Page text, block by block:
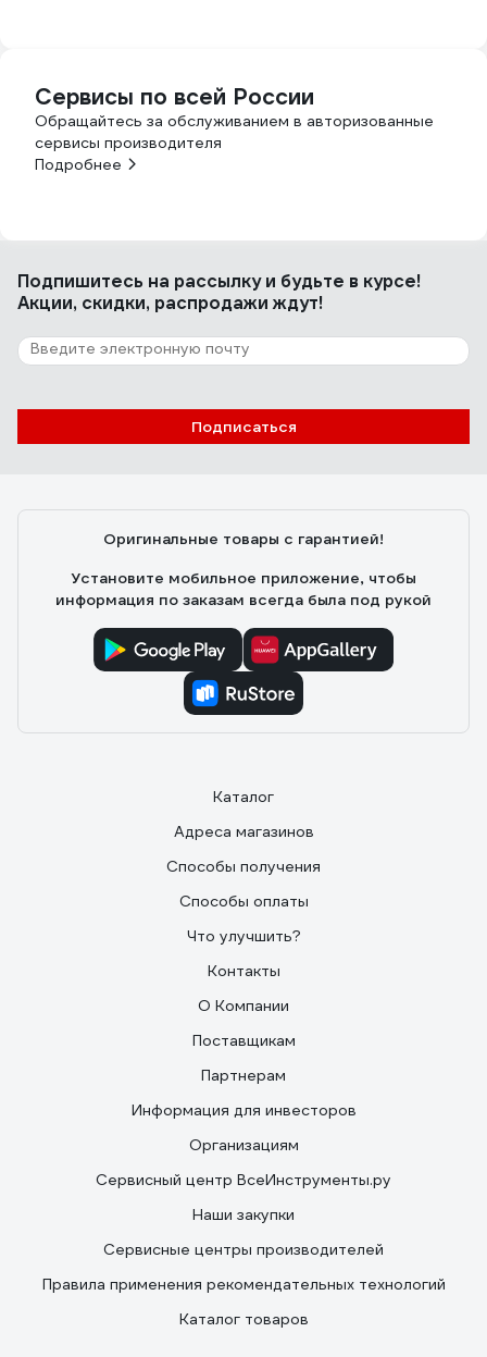
Сервисы по всей России
Обращайтесь за обслуживанием в авторизованные
сервисы производителя
Подробнее
Подпишитесь на рассылкуи будьте в курсе!
Акции, скидки, распродажи ждут!
Подписаться
Оригинальные товары с гарантией!
Установите мобильное приложение, чтобы
информация по заказам всегда была под рукой
Каталог
Адреса магазинов
Способы получения
Способы оплаты
Что улучшить?
Контакты
О Компании
Поставщикам
Партнерам
Информация для инвесторов
Организациям
Сервисный центр ВсеИнструменты.ру
Наши закупки
Сервисные центры производителей
Правила применения рекомендательных технологий
Каталог товаров